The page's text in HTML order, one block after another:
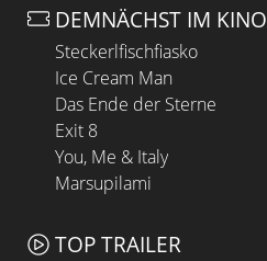
DEMNÄCHST IM KINO
Steckerlfischfiasko
Ice Cream Man
Das Ende der Sterne
Exit 8
You, Me & Italy
Marsupilami
TOP TRAILER